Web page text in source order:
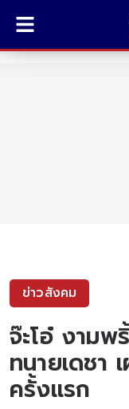
ข่าวสังคม
จ๊ะโอ๋ งาม
ทนายเดชา
ครั้งเเรก